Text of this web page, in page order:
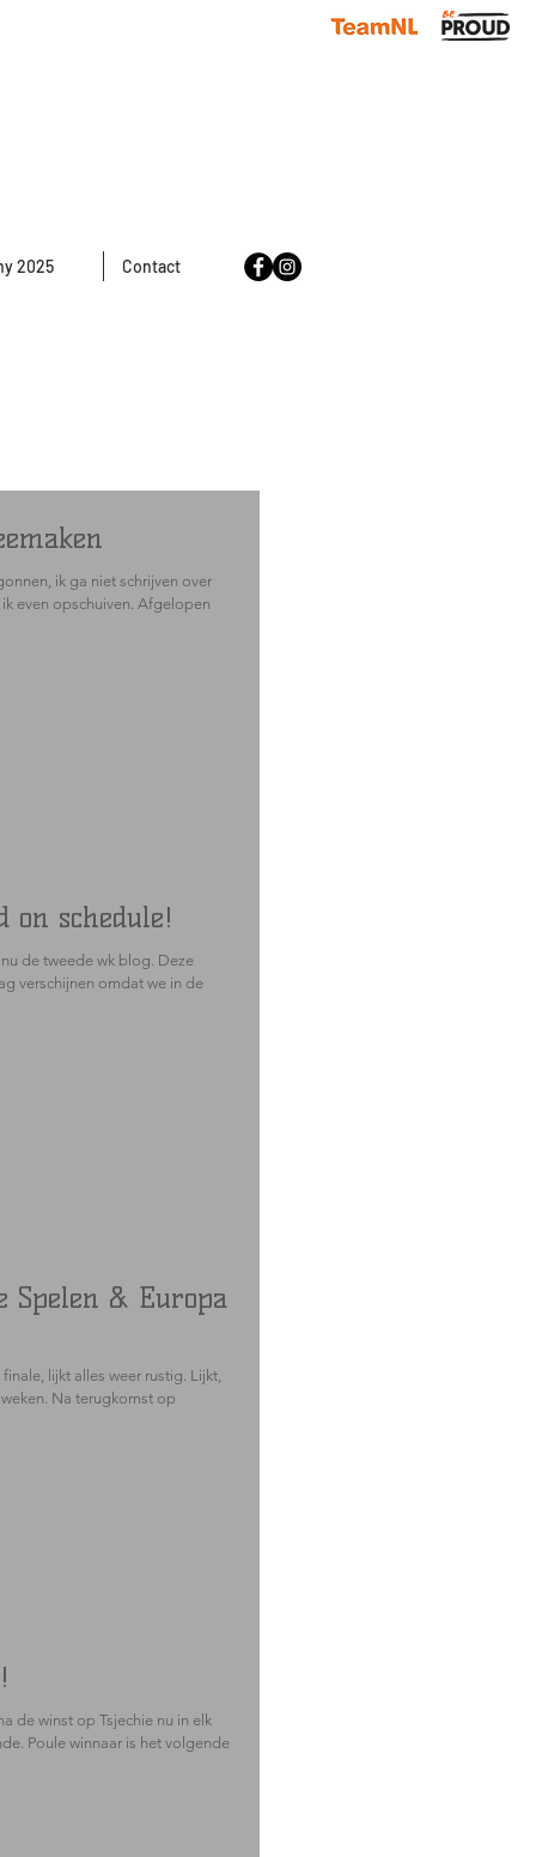
2025 Contact
ik ga niet schrijven over
even opschuiven. Afgelopen
on schedule!
de tweede wk blog. Deze
verschijnen omdat we in de
Spelen & Europa
lijkt alles weer rustig. Lijkt,
Na terugkomst op
de winst op Tsjechie nu in elk
Poule winnaar is het volgende